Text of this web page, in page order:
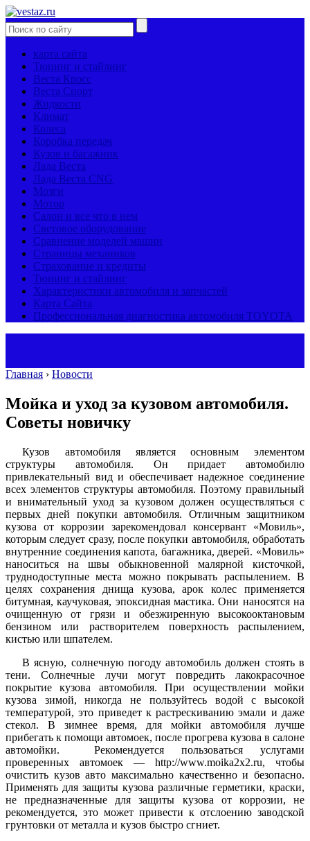
карта сайта
Тюнинг и стайлинг
Веста Кросс
Веста Спорт
Жидкости
Климат
Колеса
Коробка передач
Кузов и багажник
Лада Веста
Лада Веста CNG
Мозги
Мотор
Салон и все что в нем
Световое оборудование
Сравнение моделей машин
Страницы механиков
Страхование и кредиты
Тюнинг и стайлинг
Характеристики автомобиля и запчастей
Карта Сайта
Профессиональная диагностика автомобиля TOYOTA
Главная › Новости
Мойка и уход за кузовом автомобиля.
Советы новичку
Кузов автомобиля является основным элементом
структуры автомобиля. Он придает автомобилю
привлекательный вид и обеспечивает надежное соединение
всех элементов структуры автомобиля. Поэтому правильный
и внимательный уход за кузовом должен осуществляться с
первых дней покупки автомобиля. Отличным защитником
кузова от коррозии зарекомендовал консервант «Мовиль»,
которым следует сразу, после покупки автомобиля, обработать
внутренние соединения капота, багажника, дверей. «Мовиль»
наноситься на швы обыкновенной малярной кисточкой,
труднодоступные места можно покрывать распылением. В
целях сохранения днища кузова, арок колес применяется
битумная, каучуковая, эпоксидная мастика. Они наносятся на
очищенную от грязи и обезжиренную высокооктановым
бензином или растворителем поверхность распылением,
кистью или шпателем.
В ясную, солнечную погоду автомобиль должен стоять в
тени. Солнечные лучи могут повредить лакокрасочное
покрытие кузова автомобиля. При осуществлении мойки
кузова зимой, никогда не пользуйтесь водой с высокой
температурой, это приведет к растрескиванию эмали и даже
стекол. В зимнее время, для мойки автомобиля лучше
прибегать к помощи автомоек, после прогрева кузова в салоне
автомойки. Рекомендуется пользоваться услугами
проверенных автомоек — http://www.moika2x2.ru, чтобы
очистить кузов авто максимально качественно и безопасно.
Применять для защиты кузова различные герметики, краски,
не предназначенные для защиты кузова от коррозии, не
рекомендуется, это может привести к отслоению заводской
грунтовки от металла и кузов быстро сгниет.